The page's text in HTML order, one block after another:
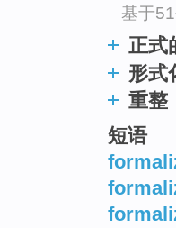
基于
正式
形式
重整
短语